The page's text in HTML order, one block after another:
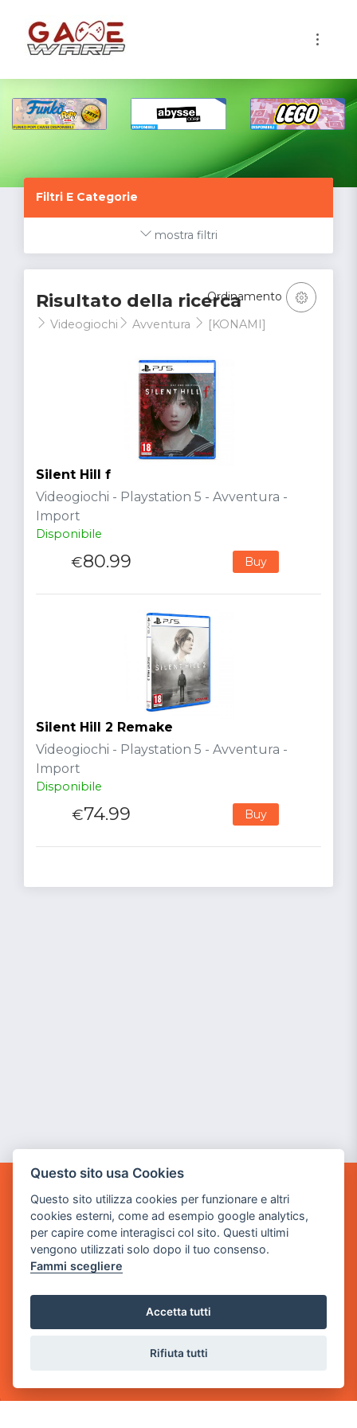
Filtri E Categorie
mostra filtri
Risultato della ricerca
Videogiochi Avventura [KONAMI]
Ordinamento
Silent Hill f
Videogiochi - Playstation 5 - Avventura -
Import
Disponibile
€80.99 Buy
Silent Hill 2 Remake
Videogiochi - Playstation 5 - Avventura -
Import
Disponibile
€74.99 Buy
GAME WARP
BY POWER GAME SRL
Sede Legale
via Villaggio dei Platani, 3
via Industriale, 2 - 25082 Botticino, BS
Partita iva 03308130982
CONTATTI
Questo sito usa Cookies
Questo sito utilizza cookies per funzionare e altri
cookies esterni, come ad esempio google analytics,
per capire come interagisci col sito. Questi ultimi
vengono utilizzati solo dopo il tuo consenso.
Fammi scegliere
Accetta tutti
Rifiuta tutti